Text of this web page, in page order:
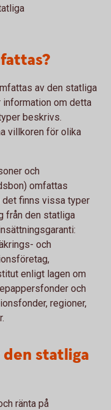
av den statliga
information om detta
beskrivs.
villkoren för olika
och
omfattas
det finns vissa typer
från den statliga
och
enligt lagen om
och
regioner,
statliga
ränta på